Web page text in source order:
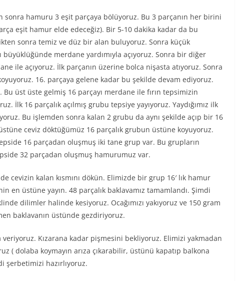
hamuru 3 eşit parçaya bölüyoruz. Bu 3 parçanın her birini
eşit hamur elde edeceğiz). Bir 5-10 dakika kadar da bu
sonra temiz ve düz bir alan buluyoruz. Sonra küçük
merdane yardımıyla açıyoruz. Sonra bir diğer
ile açıyoruz. İlk parçanın üzerine bolca nişasta atıyoruz. Sonra
16. parçaya gelene kadar bu şekilde devam ediyoruz.
Bu üst üste gelmiş 16 parçayı merdane ile fırın tepsimizin
İlk 16 parçalık açılmış grubu tepsiye yayıyoruz. Yaydığımız ilk
Bu işlemden sonra kalan 2 grubu da aynı şekilde açıp bir 16
ceviz döktüğümüz 16 parçalık grubun üstüne koyuyoruz.
16 parçadan oluşmuş iki tane grup var. Bu grupların
32 parçadan oluşmuş hamurumuz var.
cevizin kalan kısmını dökün. Elimizde bir grup 16′ lık hamur
en üstüne yayın. 48 parçalık baklavamız tamamlandı. Şimdi
dilimler halinde kesiyoruz. Ocağımızı yakıyoruz ve 150 gram
baklavanın üstünde gezdiriyoruz.
veriyoruz. Kızarana kadar pişmesini bekliyoruz. Elimizi yakmadan
( dolaba koymayın arıza çıkarabilir, üstünü kapatıp balkona
şerbetimizi hazırlıyoruz.